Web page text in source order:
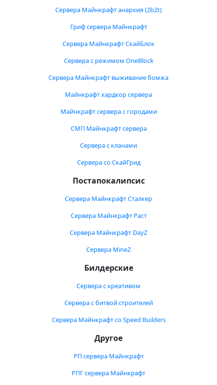
Сервера Майнкрафт анархия (2b2t)
Гриф сервера Майнкрафт
Сервера Майнкрафт СкайБлок
Сервера с режимом OneBlock
Сервера Майнкрафт выживание бомжа
Майнкрафт хардкор сервера
Майнкрафт сервера с городами
СМП Майнкрафт сервера
Сервера с кланами
Сервера со СкайГрид
Постапокалипсис
Сервера Майнкрафт Сталкер
Сервера Майнкрафт Раст
Сервера Майнкрафт DayZ
Сервера MineZ
Билдерские
Сервера с креативом
Сервера с битвой строителей
Сервера Майнкрафт со Speed Builders
Другое
РП сервера Майнкрафт
РПГ сервера Майнкрафт